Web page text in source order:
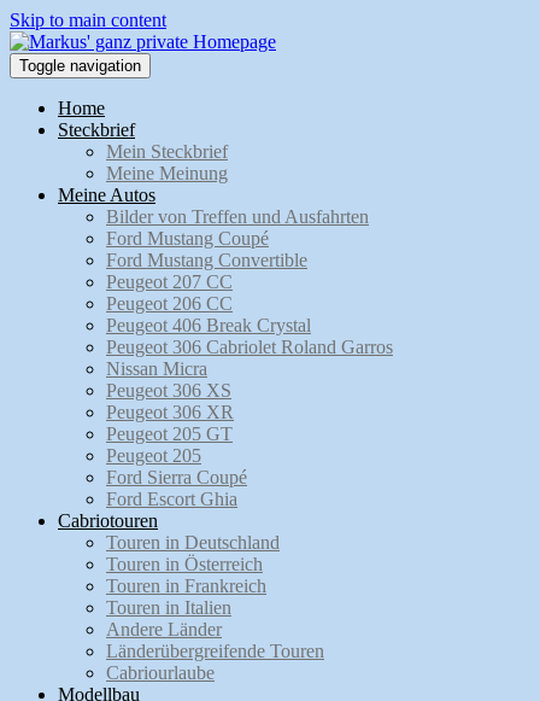
Skip to main content
Toggle navigation
Home
Steckbrief
Mein Steckbrief
Meine Meinung
Meine Autos
Bilder von Treffen und Ausfahrten
Ford Mustang Coupé
Ford Mustang Convertible
Peugeot 207 CC
Peugeot 206 CC
Peugeot 406 Break Crystal
Peugeot 306 Cabriolet Roland Garros
Nissan Micra
Peugeot 306 XS
Peugeot 306 XR
Peugeot 205 GT
Peugeot 205
Ford Sierra Coupé
Ford Escort Ghia
Cabriotouren
Touren in Deutschland
Touren in Österreich
Touren in Frankreich
Touren in Italien
Andere Länder
Länderübergreifende Touren
Cabriourlaube
Modellbau